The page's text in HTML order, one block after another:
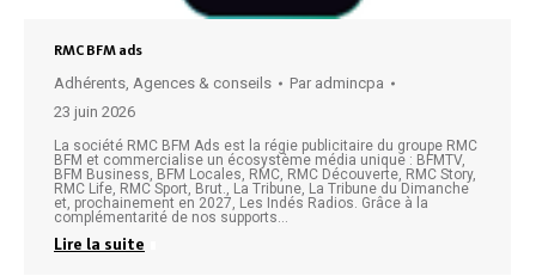
RMC BFM ads
Adhérents, Agences & conseils Par admincpa
23 juin 2026
La société RMC BFM Ads est la régie publicitaire du groupe RMC
BFM et commercialise un écosystème média unique : BFMTV,
BFM Business, BFM Locales, RMC, RMC Découverte, RMC Story,
RMC Life, RMC Sport, Brut., La Tribune, La Tribune du Dimanche
et, prochainement en 2027, Les Indés Radios. Grâce à la
complémentarité de nos supports…
Lire la suite